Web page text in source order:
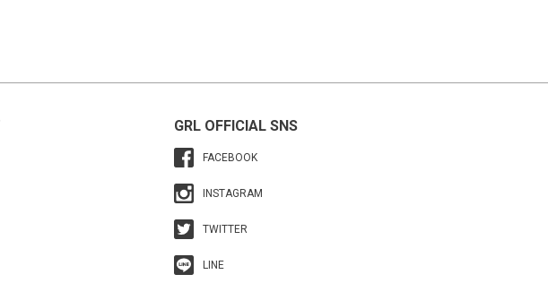
GRL OFFICIAL SNS
FACEBOOK
INSTAGRAM
TWITTER
LINE